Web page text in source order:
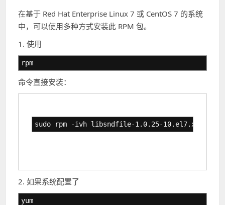
在基于 Red Hat Enterprise Linux 7 或 CentOS 7 的系统
中，可以使用多种方式安装此 RPM 包。
1. 使用
rpm
命令直接安装：
sudo rpm -ivh libsndfile-1.0.25-
2. 如果系统配置了
yum